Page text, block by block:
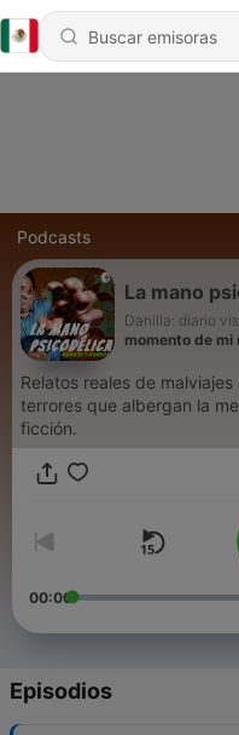
Podcasts
La mano
Danilla: diario
momento de
Relatos reales de
terrores que albergan la
ficción.
00:00
Episodios